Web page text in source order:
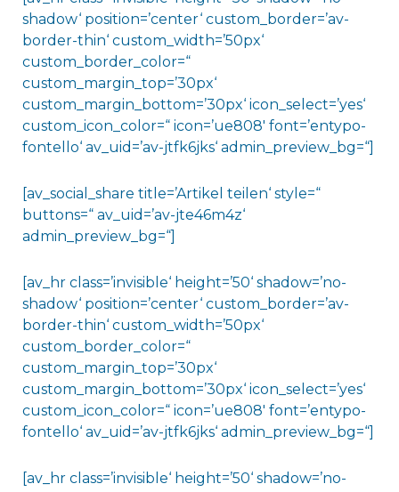
shadow‘ position=’center‘ custom_border=’av-
border-thin‘ custom_width=’50px‘
custom_border_color=“
custom_margin_top=’30px‘
custom_margin_bottom=’30px‘ icon_select=’yes‘
custom_icon_color=“ icon=’ue808′ font=’entypo-
fontello‘ av_uid=’av-jtfk6jks‘ admin_preview_bg=“]
[av_social_share title=’Artikel teilen‘ style=“
buttons=“ av_uid=’av-jte46m4z‘
admin_preview_bg=“]
[av_hr class=’invisible‘ height=’50‘ shadow=’no-
shadow‘ position=’center‘ custom_border=’av-
border-thin‘ custom_width=’50px‘
custom_border_color=“
custom_margin_top=’30px‘
custom_margin_bottom=’30px‘ icon_select=’yes‘
custom_icon_color=“ icon=’ue808′ font=’entypo-
fontello‘ av_uid=’av-jtfk6jks‘ admin_preview_bg=“]
[av_hr class=’invisible‘ height=’50‘ shadow=’no-